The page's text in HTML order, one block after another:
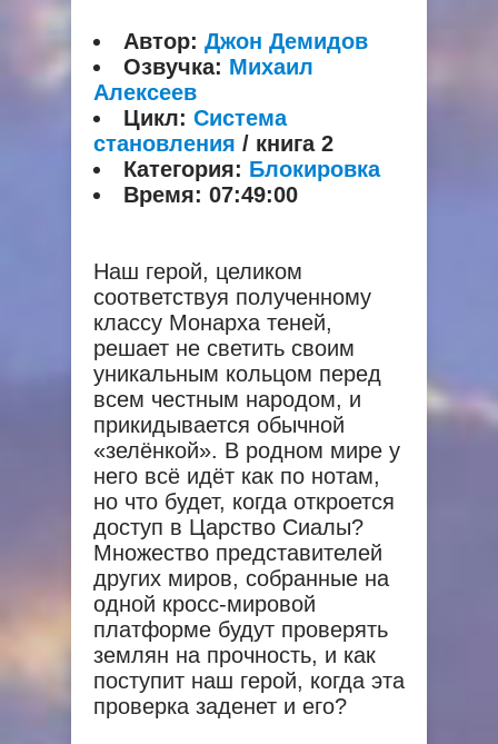
Автор: Джон Демидов
Озвучка: Михаил
Алексеев
Цикл: Система
становления / книга 2
Категория: Блокировка
Время: 07:49:00
Наш герой, целиком
соответствуя полученному
классу Монарха теней,
решает не светить своим
уникальным кольцом перед
всем честным народом, и
прикидывается обычной
«зелёнкой». В родном мире у
него всё идёт как по нотам,
но что будет, когда откроется
доступ в Царство Сиалы?
Множество представителей
других миров, собранные на
одной кросс-мировой
платформе будут проверять
землян на прочность, и как
поступит наш герой, когда эта
проверка заденет и его?